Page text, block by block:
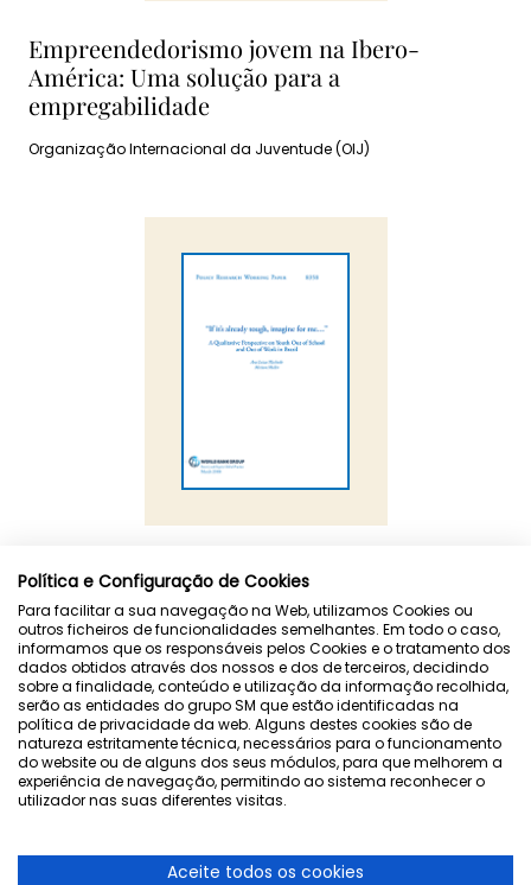
Empreendedorismo jovem na Ibero-
América: Uma solução para a
empregabilidade
Organização Internacional da Juventude (OIJ)
“Se já é difícil, imagina para mim…”
Banco Mundial
Política de privacidade
Política e Configuração de Cookies
Para facilitar a sua navegação na Web, utilizamos Cookies ou
outros ficheiros de funcionalidades semelhantes. Em todo o caso,
informamos que os responsáveis pelos Cookies e o tratamento dos
dados obtidos através dos nossos e dos de terceiros, decidindo
sobre a finalidade, conteúdo e utilização da informação recolhida,
serão as entidades do grupo SM que estão identificadas na
política de privacidade da web. Alguns destes cookies são de
natureza estritamente técnica, necessários para o funcionamento
do website ou de alguns dos seus módulos, para que melhorem a
experiência de navegação, permitindo ao sistema reconhecer o
utilizador nas suas diferentes visitas.
Aceite todos os cookies